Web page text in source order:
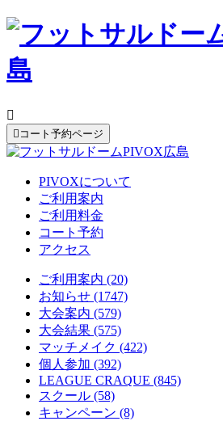

 コート予約ページ
PIVOXについて
ご利用案内
ご利用料金
コート予約
アクセス
ご利用案内 (20)
お知らせ (1747)
大会案内 (579)
大会結果 (575)
マッチメイク (422)
個人参加 (392)
LEAGUE CRAQUE (845)
スクール (58)
キャンペーン (8)